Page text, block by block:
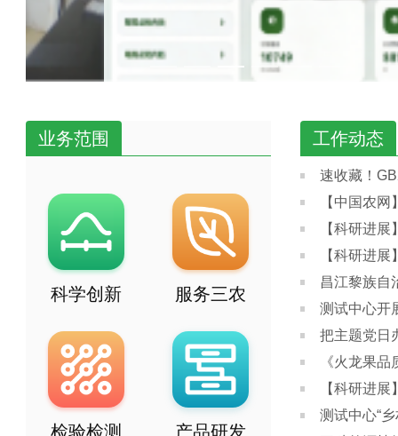
业务范围
科学创新 服务三农
检验检测 产品研发
工作动态
速收藏！
【中国农
测试中心开
把主题党日
《火龙果
【科研进
测试中心“